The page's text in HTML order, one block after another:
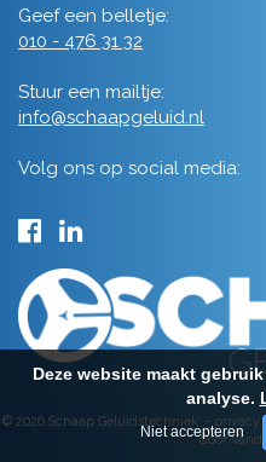
Geef een belletje:
010 - 476 31 32
Stuur een mailtje:
info@schaapgeluid.nl
Volg ons op social media:
© 2026 Schaap Geluidstechniek - privacy -
door
Deze website maakt
analyse.
Niet accepteren